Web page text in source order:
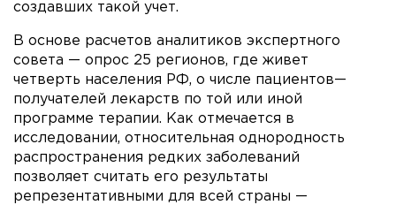
создавших такой учет.
В основе расчетов аналитиков экспертного
совета — опрос 25 регионов, где живет
четверть населения РФ, о числе пациентов—
получателей лекарств по той или иной
программе терапии. Как отмечается в
исследовании, относительная однородность
распространения редких заболеваний
позволяет считать его результаты
репрезентативными для всей страны —